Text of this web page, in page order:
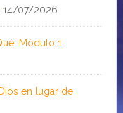
14/07/2026
Módulo 1
en lugar de